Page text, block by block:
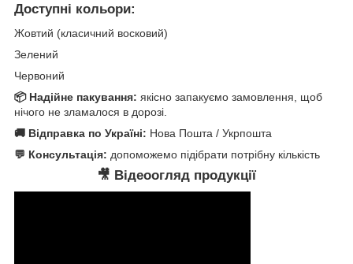
Доступні кольори:
Жовтий (класичний восковий)
Зелений
Червоний
📦 Надійне пакування: якісно запакуємо замовлення, щоб
нічого не зламалося в дорозі.
🚚 Відправка по Україні: Нова Пошта / Укрпошта
💬 Консультація: допоможемо підібрати потрібну кількість
🎥 Відеоогляд продукції